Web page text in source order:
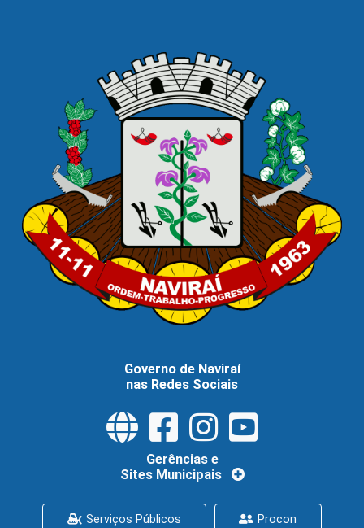
Governo de Naviraí
nas Redes Sociais
Gerências e
Sites Municipais
Serviços Públicos Procon